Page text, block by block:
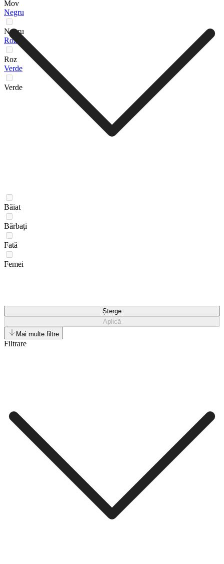
Mov
Negru
Negru
Roz
Roz
Verde
Verde
Băiat
Bărbați
Fată
Femei
Șterge
Aplică
Mai multe filtre
Filtrare